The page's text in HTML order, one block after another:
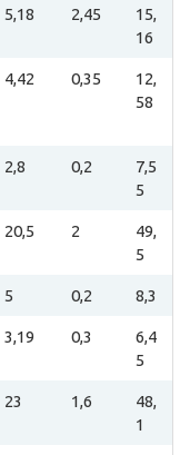
5,18 2,45
15,
16
4,42 0,35
12,
58
2,8 0,2
7,5
5
20,5 2
49,
5
5 0,2 8,3
3,19 0,3
6,4
5
23 1,6
48,
1